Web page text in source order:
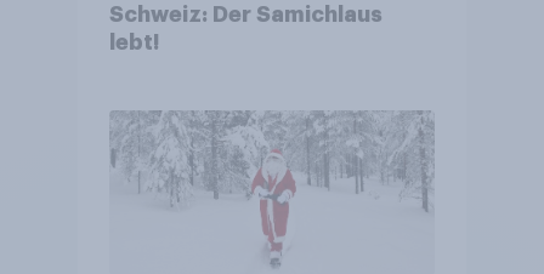
Schweiz: Der Samichlaus
lebt!